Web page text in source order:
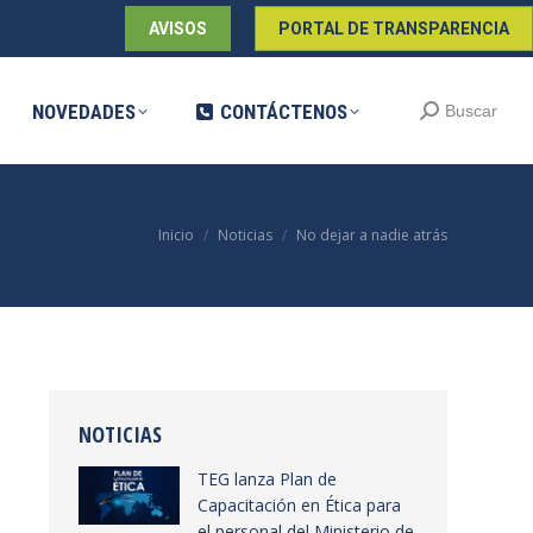
AVISOS PORTAL DE TRANSPARENCIA
NOVEDADES CONTÁCTENOS Buscar:
Buscar
Estás aquí:
Inicio Noticias No dejar a nadie atrás
NOTICIAS
TEG lanza Plan de
Capacitación en Ética para
CONTÁCTENOS Buscar:
Buscar